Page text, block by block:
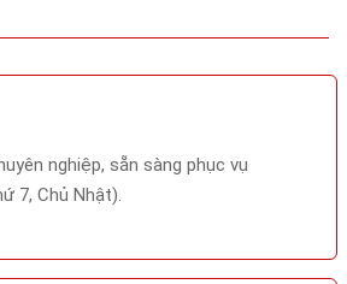
nghiệp, sẵn sàng phục vụ
7, Chủ Nhật).